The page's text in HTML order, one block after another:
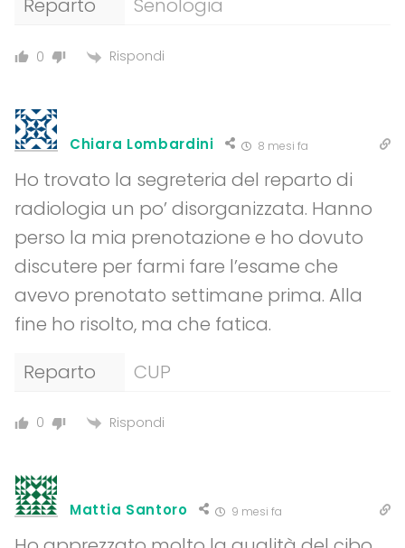
Reparto Senologia
0 Rispondi
Chiara Lombardini 8 mesi fa
Ho trovato la segreteria del reparto di
radiologia un po’ disorganizzata. Hanno
perso la mia prenotazione e ho dovuto
discutere per farmi fare l’esame che
avevo prenotato settimane prima. Alla
fine ho risolto, ma che fatica.
Reparto
CUP
0 Rispondi
Mattia Santoro 9 mesi fa